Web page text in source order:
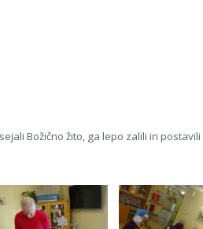
Božično žito, ga lepo zalili in